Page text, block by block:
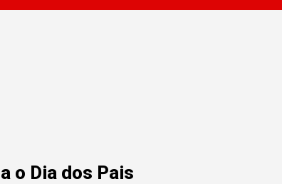
o Dia dos Pais